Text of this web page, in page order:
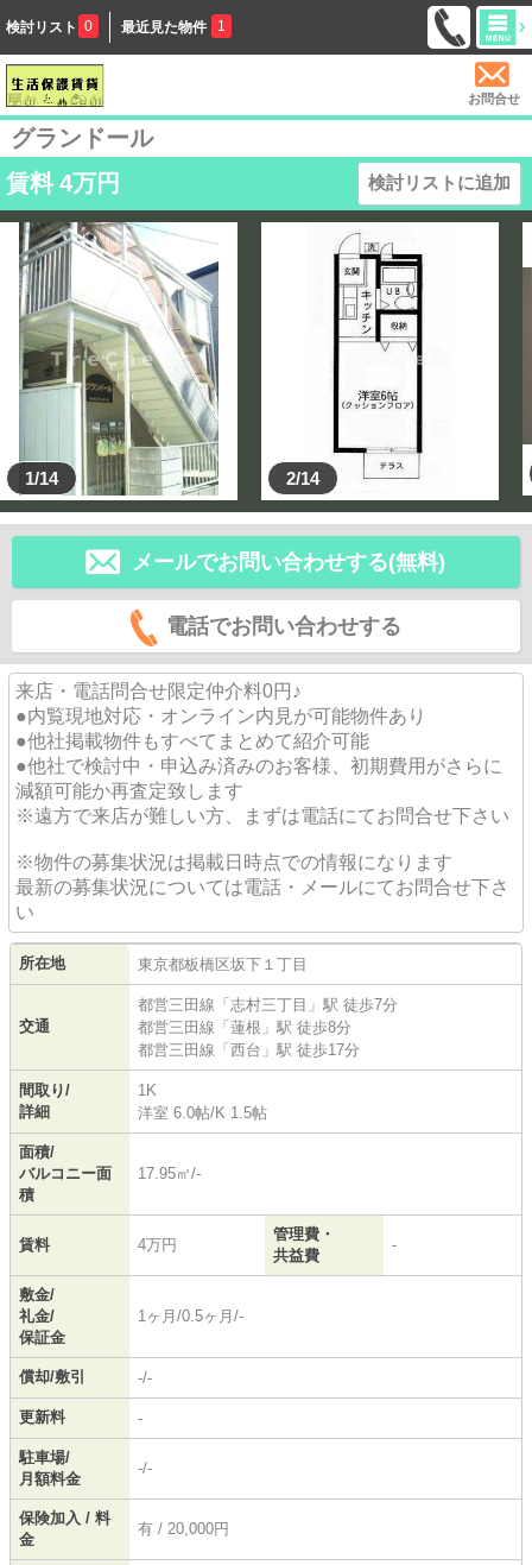
検討リスト 0 最近見た物件 1
お問合せ
グランドール
賃料 4万円 検討リストに追加
1/14 2/14
メールでお問い合わせする(無料)
電話でお問い合わせする
来店・電話問合せ限定仲介料0円♪
●内覧現地対応・オンライン内見が可能物件あり
●他社掲載物件もすべてまとめて紹介可能
●他社で検討中・申込み済みのお客様、初期費用がさらに
減額可能か再査定致します
※遠方で来店が難しい方、まずは電話にてお問合せ下さい
※物件の募集状況は掲載日時点での情報になります
最新の募集状況については電話・メールにてお問合せ下さ
い
所在地 東京都板橋区坂下 １丁目
交通
都営三田線 「 志村三丁目 」駅 徒歩7分
都営三田線 「 蓮根 」駅 徒歩8分
都営三田線 「 西台 」駅 徒歩17分
間取り/
詳細
1K
洋室 6.0帖/K 1.5帖
面積/
バルコニー面
積
17.95㎡/-
賃料 4万円
管理費・
共益費
-
敷金/
礼金/
保証金
1ヶ月/0.5ヶ月/-
償却/敷引 -/-
更新料 -
駐車場/
月額料金
-/-
保険加入 / 料
金
有 / 20,000円